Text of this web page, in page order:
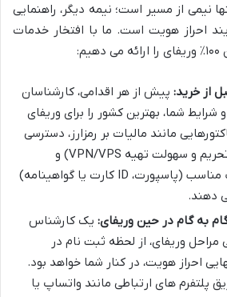
نیمی از مسیر است؛ نیمه دیگر، راهنمایی
احراز هویت است. ما با افتخار خدمات
از خرید: پیش از هر اقدامی، کارشناسان
شرایط شما، بهترین کشور را برای وریفای
مانند مالیات بر رمزارز، دسترسی
به فیوچرز، ریسک تحریم و سهولت تهیه VPN/VPS) و
همچنین نوع مدرک مناسب (پاسپورت، ID کارت یا گواهینامه)
دهند.
به گام در حین وریفای: یک کارشناس
وریفای، از لحظه ثبت نام در
احراز هویت، در کنار شما خواهد بود.
پلتفرم های ارتباطی مانند واتساپ یا